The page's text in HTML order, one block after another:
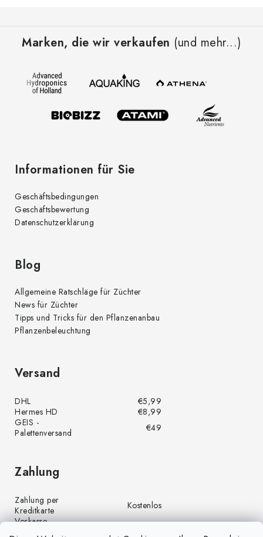
Marken, die wir verkaufen (und mehr...)
Informationen für Sie
Geschäftsbedingungen
Geschäftsbewertung
Datenschutzerklärung
Blog
Allgemeine Ratschläge für Züchter
News für Züchter
Tipps und Tricks für den Pflanzenanbau
Pflanzenbeleuchtung
Versand
DHL
€5,99
Hermes HD
€8,99
GEIS -
Palettenversand
€49
Zahlung
Zahlung per
Kreditkarte
Kostenlos
Vorkasse